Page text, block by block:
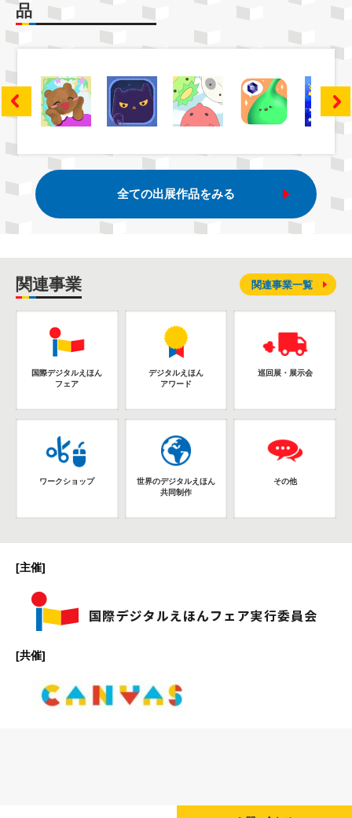
品
全ての出展作品をみる
関連事業
国際デジタルえほん
フェア
デジタルえほん
アワード
巡回展・展示会
ワークショップ
世界のデジタルえほん
共同制作
その他
関連事業一覧
[主催]
[共催]